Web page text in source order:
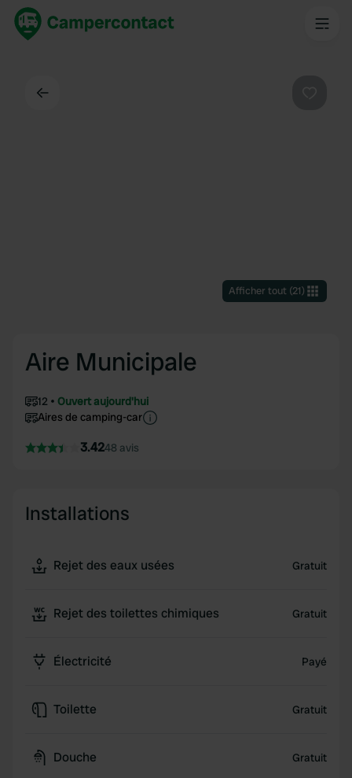
Afficher tout(21)
Aire Municipale
12
Ouvert aujourd'hui
Aires de camping-car
3.4248 avis
Installations
Rejet des eaux usées Gratuit
Rejet des toilettes chimiques Gratuit
Électricité Payé
Toilette Gratuit
Douche Gratuit